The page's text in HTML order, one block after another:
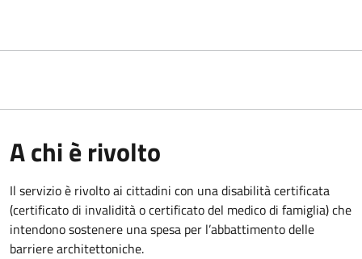
A chi è rivolto
Il servizio è rivolto ai cittadini con una disabilità certificata
(certificato di invalidità o certificato del medico di famiglia) che
intendono sostenere una spesa per l’abbattimento delle
barriere architettoniche.